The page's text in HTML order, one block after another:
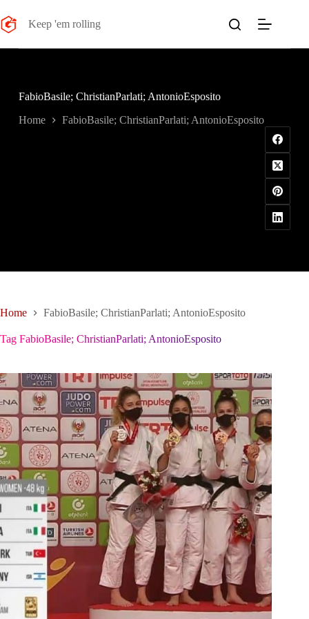
al
contenuto
Keep 'em rolling
FabioBasile; ChristianParlati; AntonioEsposito
Home FabioBasile; ChristianParlati; AntonioEsposito
Home FabioBasile; ChristianParlati; AntonioEsposito
Tag FabioBasile; ChristianParlati; AntonioEsposito